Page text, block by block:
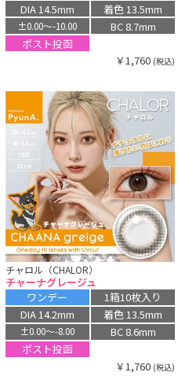
DIA 14.5mm
着色 13.5mm
±0.00〜-10.00
BC 8.7mm
ポスト投函
￥1,760 (税込)
チャロル（CHALOR）
チャーナグレージュ
ワンデー
1箱10枚入り
DIA 14.2mm
着色 13.5mm
±0.00〜-8.00
BC 8.6mm
ポスト投函
￥1,760 (税込)